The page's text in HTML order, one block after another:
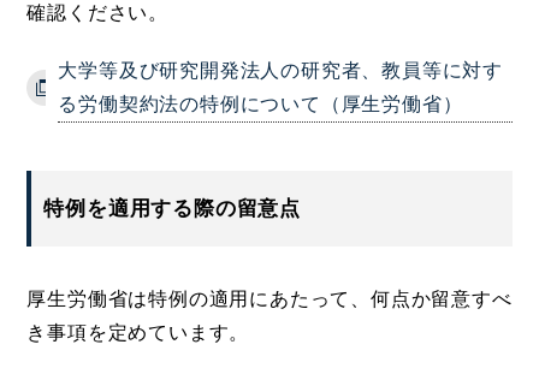
確認ください。
大学等及び研究開発法人の研究者、教員等に対す
る労働契約法の特例について（厚生労働省）
特例を適用する際の留意点
厚生労働省は特例の適用にあたって、何点か留意すべ
き事項を定めています。